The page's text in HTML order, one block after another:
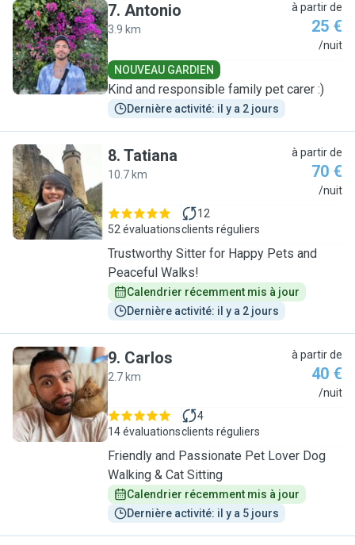
A
7. Antonio
3.9 km
à partir de
25 €
/nuit
NOUVEAU GARDIEN
Kind and responsible family pet carer :)
Dernière activité: il y a 2 jours
T
8. Tatiana
10.7 km
à partir de
70 €
/nuit
52 évaluations
12
clients réguliers
Trustworthy Sitter for Happy Pets and
Peaceful Walks!
Calendrier récemment mis à jour
Dernière activité: il y a 2 jours
C
9. Carlos
2.7 km
à partir de
40 €
/nuit
14 évaluations
4
clients réguliers
Friendly and Passionate Pet Lover Dog
Walking & Cat Sitting
Calendrier récemment mis à jour
Dernière activité: il y a 5 jours